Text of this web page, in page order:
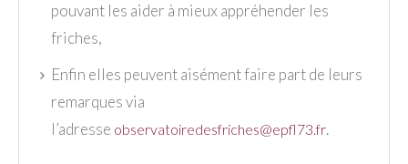
pouvant les aider à mieux appréhender les
friches,
Enfin elles peuvent aisément faire part de leurs
remarques via
l’adresse observatoiredesfriches@epfl73.fr.